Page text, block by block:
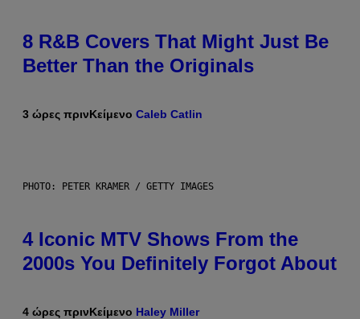
8 R&B Covers That Might Just Be
Better Than the Originals
3 ώρες πρινΚείμενο Caleb Catlin
PHOTO: PETER KRAMER / GETTY IMAGES
4 Iconic MTV Shows From the
2000s You Definitely Forgot About
4 ώρες πρινΚείμενο Haley Miller